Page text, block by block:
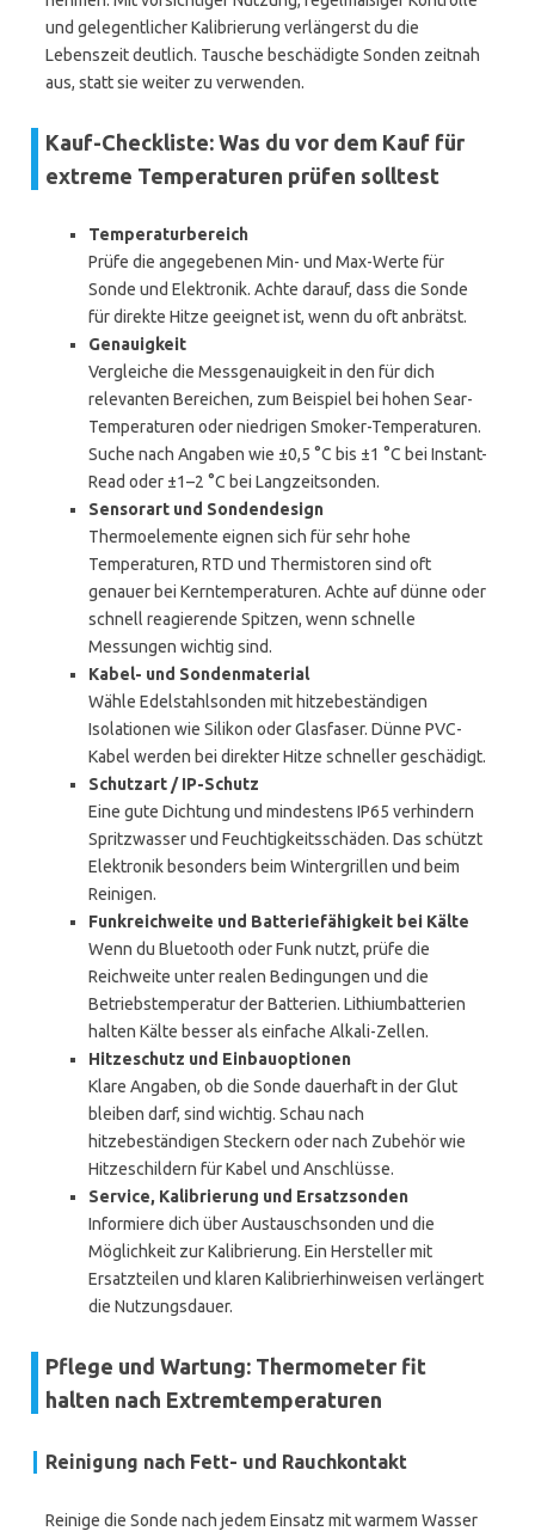
und gelegentlicher Kalibrierung verlängerst du die
Lebenszeit deutlich. Tausche beschädigte Sonden zeitnah
aus, statt sie weiter zu verwenden.
Kauf-Checkliste: Was du vor dem Kauf für
extreme Temperaturen prüfen solltest
Temperaturbereich
Prüfe die angegebenen Min- und Max-Werte für
Sonde und Elektronik. Achte darauf, dass die Sonde
für direkte Hitze geeignet ist, wenn du oft anbrätst.
Genauigkeit
Vergleiche die Messgenauigkeit in den für dich
relevanten Bereichen, zum Beispiel bei hohen Sear-
Temperaturen oder niedrigen Smoker-Temperaturen.
Suche nach Angaben wie ±0,5 °C bis ±1 °C bei Instant-
Read oder ±1–2 °C bei Langzeitsonden.
Sensorart und Sondendesign
Thermoelemente eignen sich für sehr hohe
Temperaturen, RTD und Thermistoren sind oft
genauer bei Kerntemperaturen. Achte auf dünne oder
schnell reagierende Spitzen, wenn schnelle
Messungen wichtig sind.
Kabel- und Sondenmaterial
Wähle Edelstahlsonden mit hitzebeständigen
Isolationen wie Silikon oder Glasfaser. Dünne PVC-
Kabel werden bei direkter Hitze schneller geschädigt.
Schutzart / IP-Schutz
Eine gute Dichtung und mindestens IP65 verhindern
Spritzwasser und Feuchtigkeitsschäden. Das schützt
Elektronik besonders beim Wintergrillen und beim
Reinigen.
Funkreichweite und Batteriefähigkeit bei Kälte
Wenn du Bluetooth oder Funk nutzt, prüfe die
Reichweite unter realen Bedingungen und die
Betriebstemperatur der Batterien. Lithiumbatterien
halten Kälte besser als einfache Alkali-Zellen.
Hitzeschutz und Einbauoptionen
Klare Angaben, ob die Sonde dauerhaft in der Glut
bleiben darf, sind wichtig. Schau nach
hitzebeständigen Steckern oder nach Zubehör wie
Hitzeschildern für Kabel und Anschlüsse.
Service, Kalibrierung und Ersatzsonden
Informiere dich über Austauschsonden und die
Möglichkeit zur Kalibrierung. Ein Hersteller mit
Ersatzteilen und klaren Kalibrierhinweisen verlängert
die Nutzungsdauer.
Pflege und Wartung: Thermometer fit
halten nach Extremtemperaturen
Reinigung nach Fett- und Rauchkontakt
Reinige die Sonde nach jedem Einsatz mit warmem Wasser